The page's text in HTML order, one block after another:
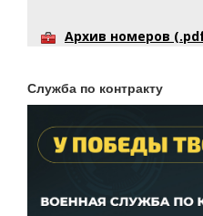
Архив номеров
Служба по контракту